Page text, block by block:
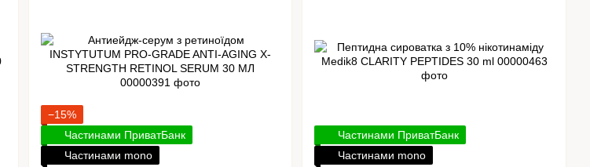
−15%
Частинами ПриватБанк
Частинами mono
Частинами ПриватБанк
Частинами mono